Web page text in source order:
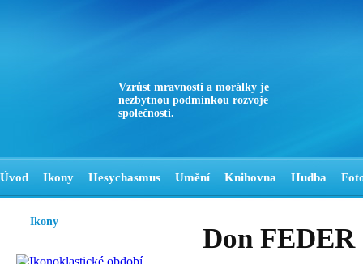
Vzrůst mravnosti a morálky je
nezbytnou podmínkou rozvoje
společnosti.
Úvod Ikony Hesychasmus Umění Knihovna Hudba
Ikony
Don